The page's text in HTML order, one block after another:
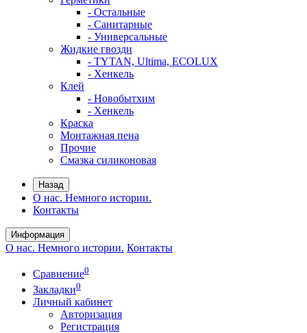
- Остальные
- Санитарные
- Универсальные
Жидкие гвозди
- TYTAN, Ultima, ECOLUX
- Хенкель
Клей
- Новобытхим
- Хенкель
Краска
Монтажная пена
Прочие
Смазка силиконовая
Назад
О нас. Немного истории.
Контакты
Информация
О нас. Немного истории. Контакты
Сравнение0
Закладки0
Личный кабинет
Авторизация
Регистрация